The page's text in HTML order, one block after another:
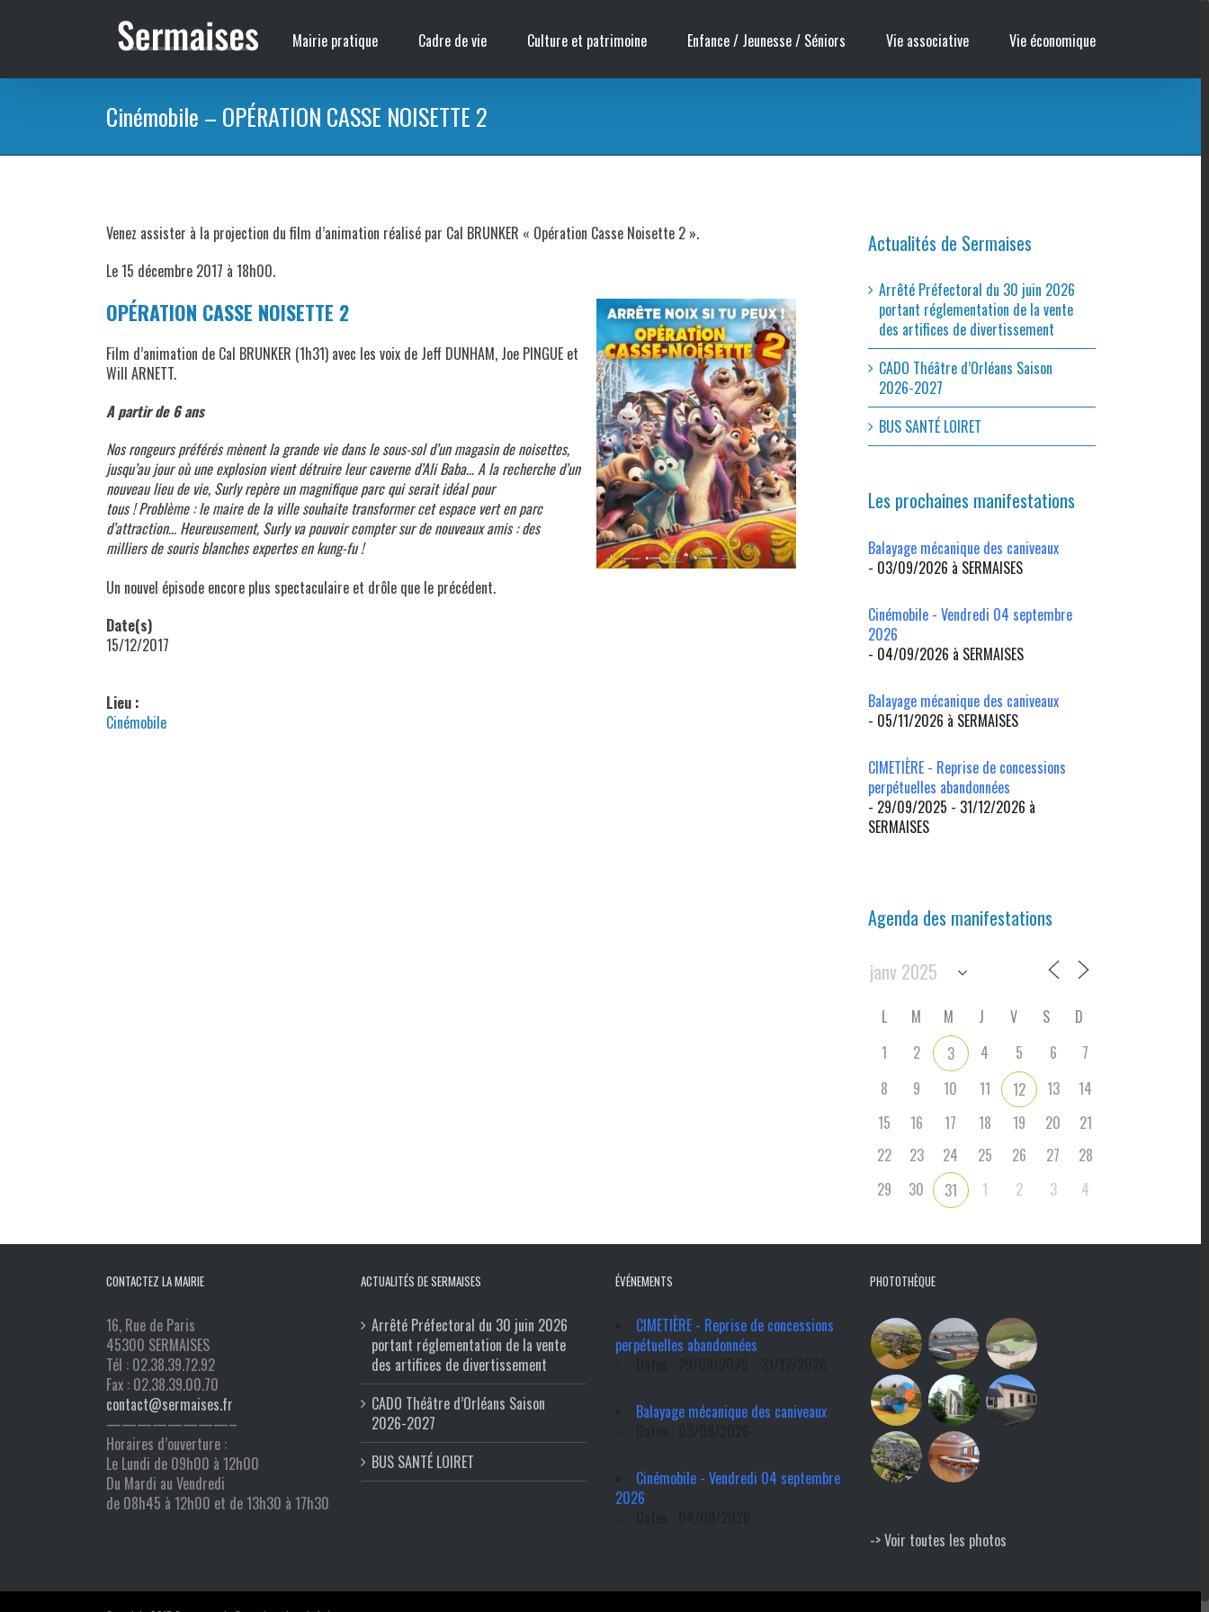
Mairie pratique Cadre de vie Culture et patrimoine Enfance / Jeunesse / Séniors Vie associative Vie économique
Cinémobile – OPÉRATION CASSE NOISETTE 2
Venez assister à la projection du film d’animation réalisé par Cal BRUNKER « Opération Casse Noisette 2 ».
Le 15 décembre 2017 à 18h00.
OPÉRATION CASSE NOISETTE 2
Film d’animation de Cal BRUNKER (1h31) avec les voix de Jeff DUNHAM, Joe PINGUE et
Will ARNETT.
A partir de 6 ans
Nos rongeurs préférés mènent la grande vie dans le sous-sol d’un magasin de noisettes,
jusqu’au jour où une explosion vient détruire leur caverne d’Ali Baba… A la recherche d’un
nouveau lieu de vie, Surly repère un magnifique parc qui serait idéal pour
tous ! Problème : le maire de la ville souhaite transformer cet espace vert en parc
d’attraction… Heureusement, Surly va pouvoir compter sur de nouveaux amis : des
milliers de souris blanches expertes en kung-fu !
Un nouvel épisode encore plus spectaculaire et drôle que le précédent.
Date(s)
15/12/2017
Lieu :
Cinémobile
Actualités de Sermaises
Arrêté Préfectoral du 30 juin 2026
portant réglementation de la vente
des artifices de divertissement
CADO Théâtre d’Orléans Saison
2026-2027
BUS SANTÉ LOIRET
Les prochaines manifestations
Balayage mécanique des caniveaux
- 03/09/2026 à SERMAISES
Cinémobile - Vendredi 04 septembre
2026
- 04/09/2026 à SERMAISES
Balayage mécanique des caniveaux
- 05/11/2026 à SERMAISES
CIMETIÈRE - Reprise de concessions
perpétuelles abandonnées
- 29/09/2025 - 31/12/2026 à
SERMAISES
Agenda des manifestations
L M M J V S
D
1
2 3 4 5 6
7
8
9 10 11 12 13
14
15
16 17 18 19 20
21
22
23 24 25 26 27
28
29
30 31 1 2 3 4
CONTACTEZ LA MAIRIE
16, Rue de Paris
45300 SERMAISES
Tél : 02.38.39.72.92
Fax : 02.38.39.00.70
contact@sermaises.fr
————————–
Horaires d’ouverture :
Le Lundi de 09h00 à 12h00
Du Mardi au Vendredi
de 08h45 à 12h00 et de 13h30 à 17h30
ACTUALITÉS DE SERMAISES
Arrêté Préfectoral du 30 juin 2026
portant réglementation de la vente
des artifices de divertissement
CADO Théâtre d’Orléans Saison
2026-2027
BUS SANTÉ LOIRET
ÉVÉNEMENTS
CIMETIÈRE - Reprise de concessions
perpétuelles abandonnées
Balayage mécanique des caniveaux
Cinémobile - Vendredi 04 septembre
2026
PHOTOTHÈQUE
-> Voir toutes les photos